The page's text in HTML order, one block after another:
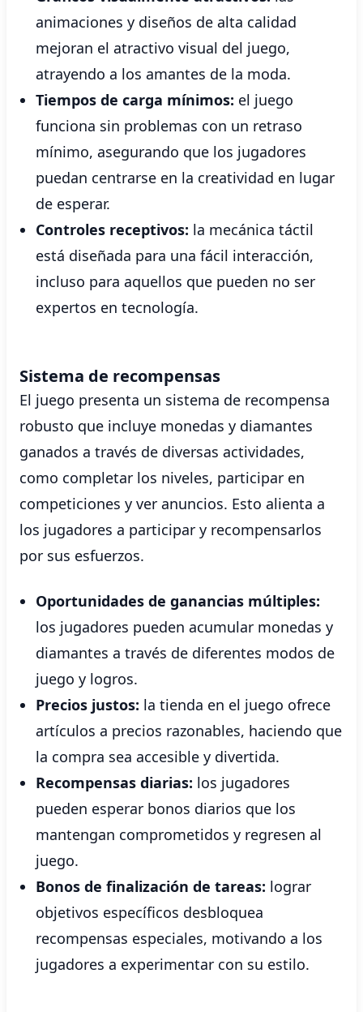
animaciones y diseños de alta calidad
mejoran el atractivo visual del juego,
atrayendo a los amantes de la moda.
Tiempos de carga mínimos: el juego
funciona sin problemas con un retraso
mínimo, asegurando que los jugadores
puedan centrarse en la creatividad en lugar
de esperar.
Controles receptivos: la mecánica táctil
está diseñada para una fácil interacción,
incluso para aquellos que pueden no ser
expertos en tecnología.
Sistema de recompensas
El juego presenta un sistema de recompensa
robusto que incluye monedas y diamantes
ganados a través de diversas actividades,
como completar los niveles, participar en
competiciones y ver anuncios. Esto alienta a
los jugadores a participar y recompensarlos
por sus esfuerzos.
Oportunidades de ganancias múltiples:
los jugadores pueden acumular monedas y
diamantes a través de diferentes modos de
juego y logros.
Precios justos: la tienda en el juego ofrece
artículos a precios razonables, haciendo que
la compra sea accesible y divertida.
Recompensas diarias: los jugadores
pueden esperar bonos diarios que los
mantengan comprometidos y regresen al
juego.
Bonos de finalización de tareas: lograr
objetivos específicos desbloquea
recompensas especiales, motivando a los
jugadores a experimentar con su estilo.